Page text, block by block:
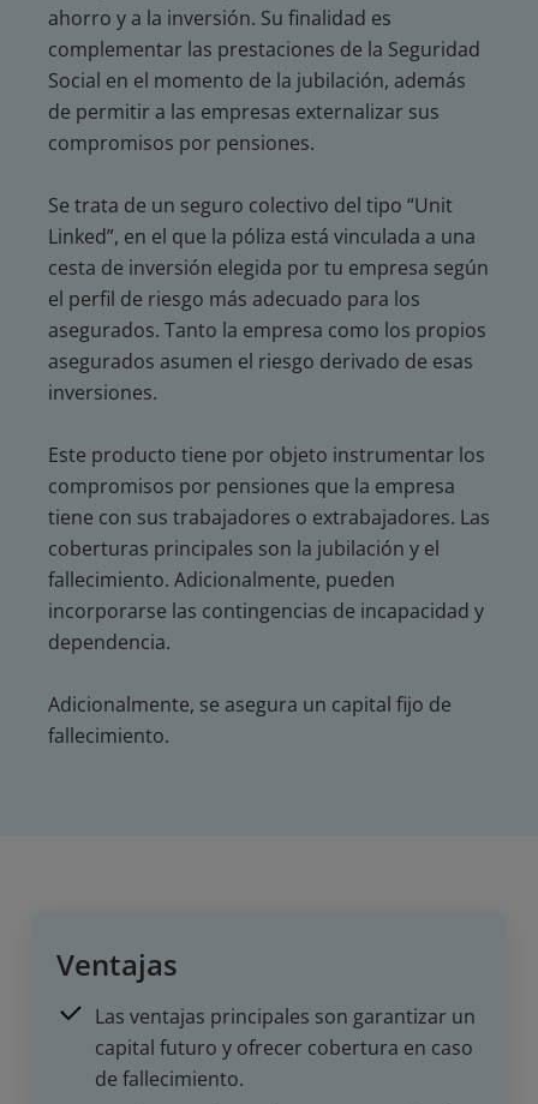
ahorro y a la inversión. Su finalidad es
complementar las prestaciones de la Seguridad
Social en el momento de la jubilación, además
de permitir a las empresas externalizar sus
compromisos por pensiones.
Se trata de un seguro colectivo del tipo “Unit
Linked”, en el que la póliza está vinculada a una
cesta de inversión elegida por tu empresa según
el perfil de riesgo más adecuado para los
asegurados. Tanto la empresa como los propios
asegurados asumen el riesgo derivado de esas
inversiones.
Este producto tiene por objeto instrumentar los
compromisos por pensiones que la empresa
tiene con sus trabajadores o extrabajadores. Las
coberturas principales son la jubilación y el
fallecimiento. Adicionalmente, pueden
incorporarse las contingencias de incapacidad y
dependencia.
Adicionalmente, se asegura un capital fijo de
fallecimiento.
Ventajas
Las ventajas principales son garantizar un
capital futuro y ofrecer cobertura en caso
de fallecimiento.